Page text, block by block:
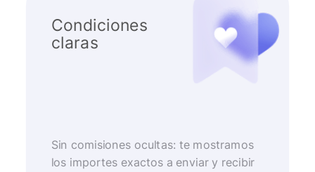
Condiciones
claras
Sin comisiones ocultas: te mostramos
los importes exactos a enviar y recibir